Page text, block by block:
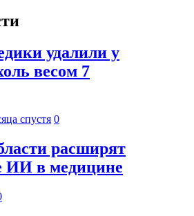
удалили у
весом 7
спустя 0
расширят
ИИ в медицине